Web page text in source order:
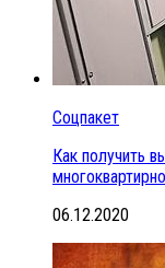
Соцпакет
Как получить
06.12.2020